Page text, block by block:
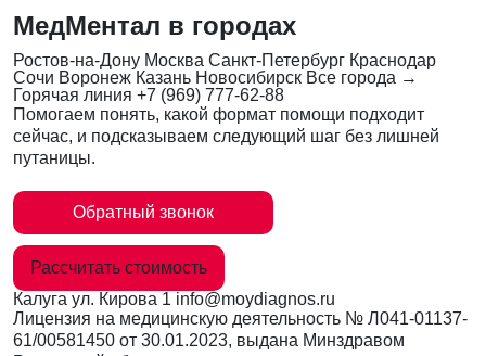
МедМентал в городах
Ростов-на-Дону Москва Санкт-Петербург Краснодар
Сочи Воронеж Казань Новосибирск Все города →
Горячая линия +7 (969) 777-62-88
Помогаем понять, какой формат помощи подходит
сейчас, и подсказываем следующий шаг без лишней
путаницы.
Обратный звонок
Рассчитать стоимость
Калуга ул. Кирова 1 info@moydiagnos.ru
Лицензия на медицинскую деятельность № Л041-01137-
61/00581450 от 30.01.2023, выдана Минздравом